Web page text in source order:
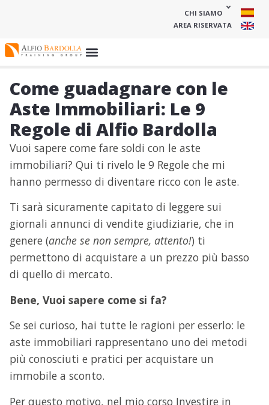
CHI SIAMO
AREA RISERVATA
Come guadagnare con le
Aste Immobiliari: Le 9
Regole di Alfio Bardolla
Vuoi sapere come fare soldi con le aste
immobiliari? Qui ti rivelo le 9 Regole che mi
hanno permesso di diventare ricco con le aste.
Ti sarà sicuramente capitato di leggere sui
giornali annunci di vendite giudiziarie, che in
genere (anche se non sempre, attento!) ti
permettono di acquistare a un prezzo più basso
di quello di mercato.
Bene, Vuoi sapere come si fa?
Se sei curioso, hai tutte le ragioni per esserlo: le
aste immobiliari rappresentano uno dei metodi
più conosciuti e pratici per acquistare un
immobile a sconto.
Per questo motivo, nel mio corso Investire in